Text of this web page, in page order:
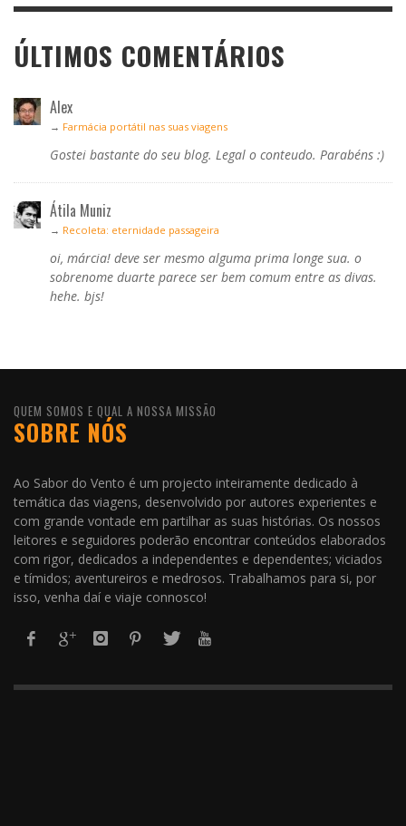
ÚLTIMOS COMENTÁRIOS
Alex
→ Farmácia portátil nas suas viagens
Gostei bastante do seu blog. Legal o conteudo. Parabéns :)
Átila Muniz
→ Recoleta: eternidade passageira
oi, márcia! deve ser mesmo alguma prima longe sua. o
sobrenome duarte parece ser bem comum entre as divas.
hehe. bjs!
QUEM SOMOS E QUAL A NOSSA MISSÃO
SOBRE NÓS
Ao Sabor do Vento é um projecto inteiramente dedicado à
temática das viagens, desenvolvido por autores experientes e
com grande vontade em partilhar as suas histórias. Os nossos
leitores e seguidores poderão encontrar conteúdos elaborados
com rigor, dedicados a independentes e dependentes; viciados
e tímidos; aventureiros e medrosos. Trabalhamos para si, por
isso, venha daí e viaje connosco!